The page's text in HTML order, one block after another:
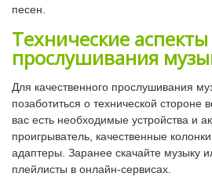
песен.
Технические аспекты
прослушивания
Для качественного прослушивания
позаботиться о технической стороне
вас есть необходимые устройства и
проигрыватель, качественные
адаптеры. Заранее скачайте музыку
плейлисты в онлайн-сервисах.